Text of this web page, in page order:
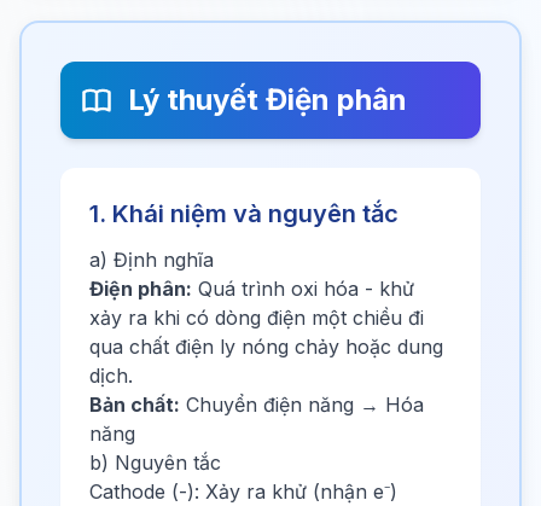
Lý thuyết Điện phân
1. Khái niệm và nguyên tắc
a) Định nghĩa
Điện phân: Quá trình oxi hóa - khử
xảy ra khi có dòng điện một chiều đi
qua chất điện ly nóng chảy hoặc dung
dịch.
Bản chất: Chuyển điện năng → Hóa
năng
b) Nguyên tắc
Cathode (-): Xảy ra khử (nhận e⁻)